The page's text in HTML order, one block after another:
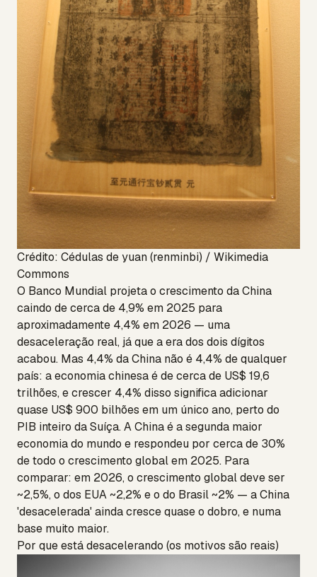
Crédito: Cédulas de yuan (renminbi) / Wikimedia
Commons
O Banco Mundial projeta o crescimento da China
caindo de cerca de 4,9% em 2025 para
aproximadamente 4,4% em 2026 — uma
desaceleração real, já que a era dos dois dígitos
acabou. Mas 4,4% da China não é 4,4% de qualquer
país: a economia chinesa é de cerca de US$ 19,6
trilhões, e crescer 4,4% disso significa adicionar
quase US$ 900 bilhões em um único ano, perto do
PIB inteiro da Suíça. A China é a segunda maior
economia do mundo e respondeu por cerca de 30%
de todo o crescimento global em 2025. Para
comparar: em 2026, o crescimento global deve ser
~2,5%, o dos EUA ~2,2% e o do Brasil ~2% — a China
'desacelerada' ainda cresce quase o dobro, e numa
base muito maior.
Por que está desacelerando (os motivos são reais)